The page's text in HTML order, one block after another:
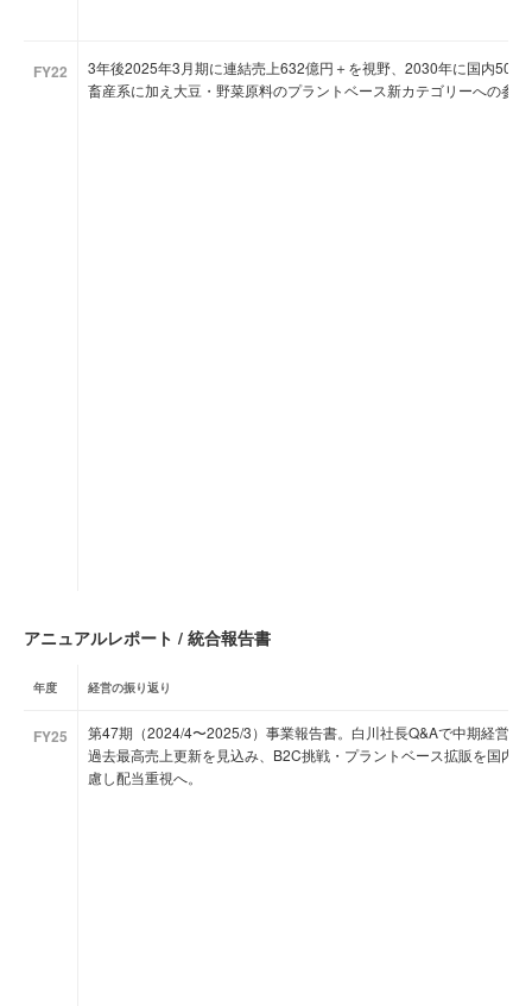
FY22
3年後2025年3月期に連結売上632億円＋を視野、2030年に国内500
畜産系に加え大豆・野菜原料のプラントベース新カテゴリーへの参
アニュアルレポート / 統合報告書
年度 経営の振り返り
FY25
第47期（2024/4〜2025/3）事業報告書。白川社長Q&Aで中期経営
過去最高売上更新を見込み、B2C挑戦・プラントベース拡販を国内
慮し配当重視へ。